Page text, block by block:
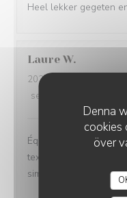
Denna
cookies
över
Heel lekker gegeten
Laure W
2026-06-26
service
Équilibre des goûts,
textures. Le bel ami,
simplicité. On ne peut